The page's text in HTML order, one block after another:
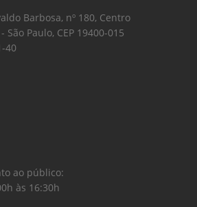
Barbosa, nº 180, Centro
Paulo, CEP 19400-015
40
ao público:
às 16:30h